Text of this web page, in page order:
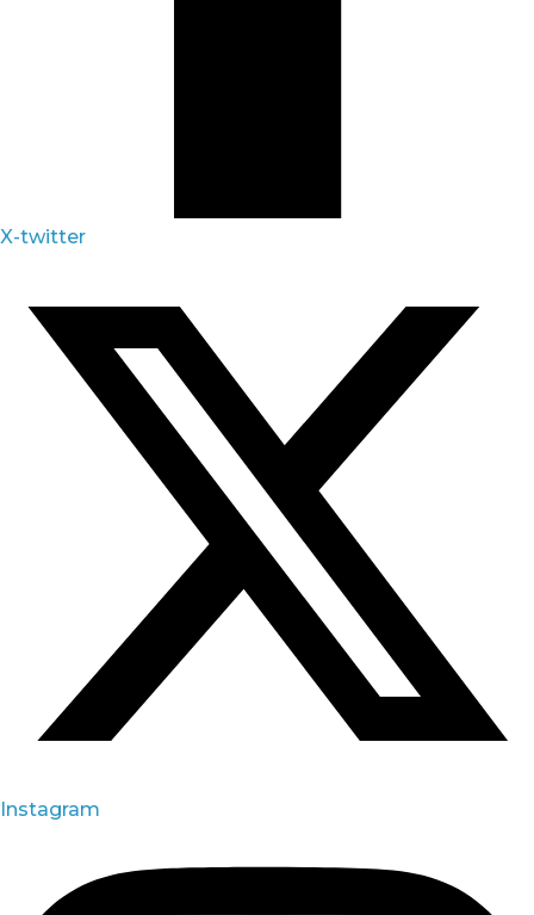
X-twitter
Instagram